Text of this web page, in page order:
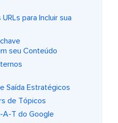
para Incluir sua
seu Conteúdo
Saída Estratégicos
de Tópicos
A-T do Google